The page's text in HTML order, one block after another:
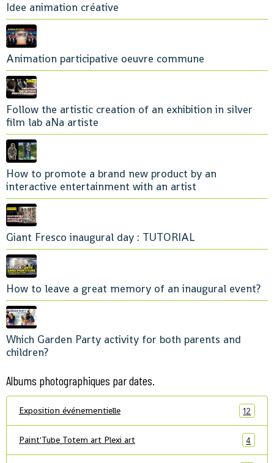
Idee animation créative
Animation participative oeuvre commune
Follow the artistic creation of an exhibition in silver
film lab aNa artiste
How to promote a brand new product by an
interactive entertainment with an artist
Giant Fresco inaugural day : TUTORIAL
How to leave a great memory of an inaugural event?
Which Garden Party activity for both parents and
children?
Albums photographiques par dates.
Exposition événementielle 12
Paint'Tube Totem art Plexi art 4